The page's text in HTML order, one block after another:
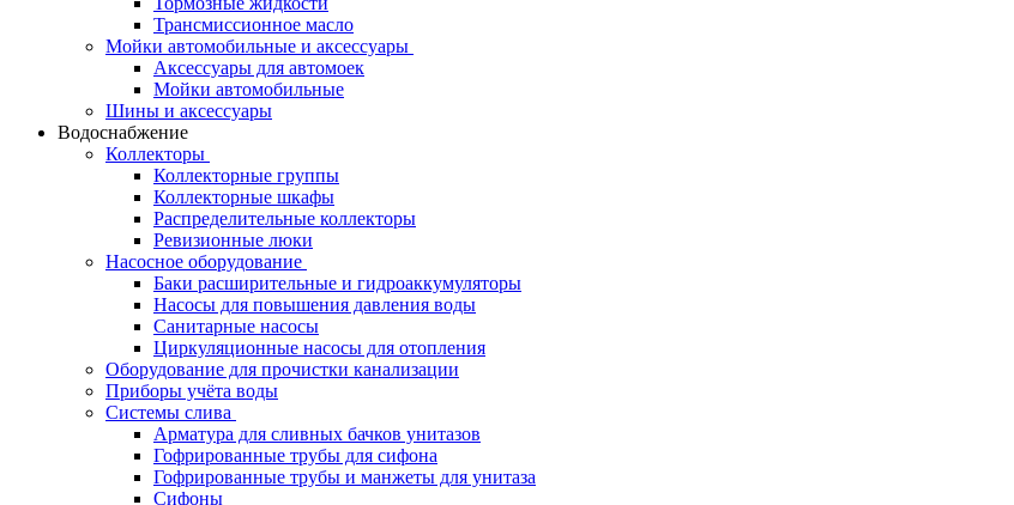
Трансмиссионное масло
Мойки автомобильные и аксессуары
Аксессуары для автомоек
Мойки автомобильные
Шины и аксессуары
Водоснабжение
Коллекторы
Коллекторные группы
Коллекторные шкафы
Распределительные коллекторы
Ревизионные люки
Насосное оборудование
Баки расширительные и гидроаккумуляторы
Насосы для повышения давления воды
Санитарные насосы
Циркуляционные насосы для отопления
Оборудование для прочистки канализации
Приборы учёта воды
Системы слива
Арматура для сливных бачков унитазов
Гофрированные трубы для сифона
Гофрированные трубы и манжеты для унитаза
Сифоны